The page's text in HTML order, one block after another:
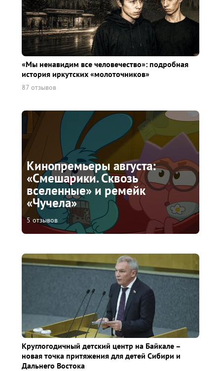
«Мы ненавидим все человечество»: подробная
история иркутских «молоточников»
87 отзывов
Кинопремьеры августа:
«Смешарики. Сквозь
вселенные» и ремейк
«Чучела»
5 отзывов
Круглогодичный детский центр на Байкале –
новая точка притяжения для детей Сибири и
Дальнего Востока